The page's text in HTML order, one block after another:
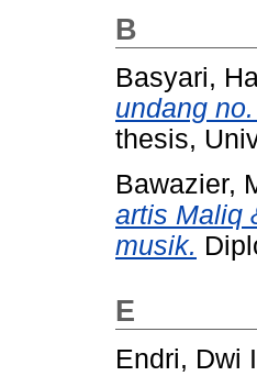
B
Basyari,
undang
thesis,
Bawazier,
artis Maliq
musik.
E
Endri, Dwi